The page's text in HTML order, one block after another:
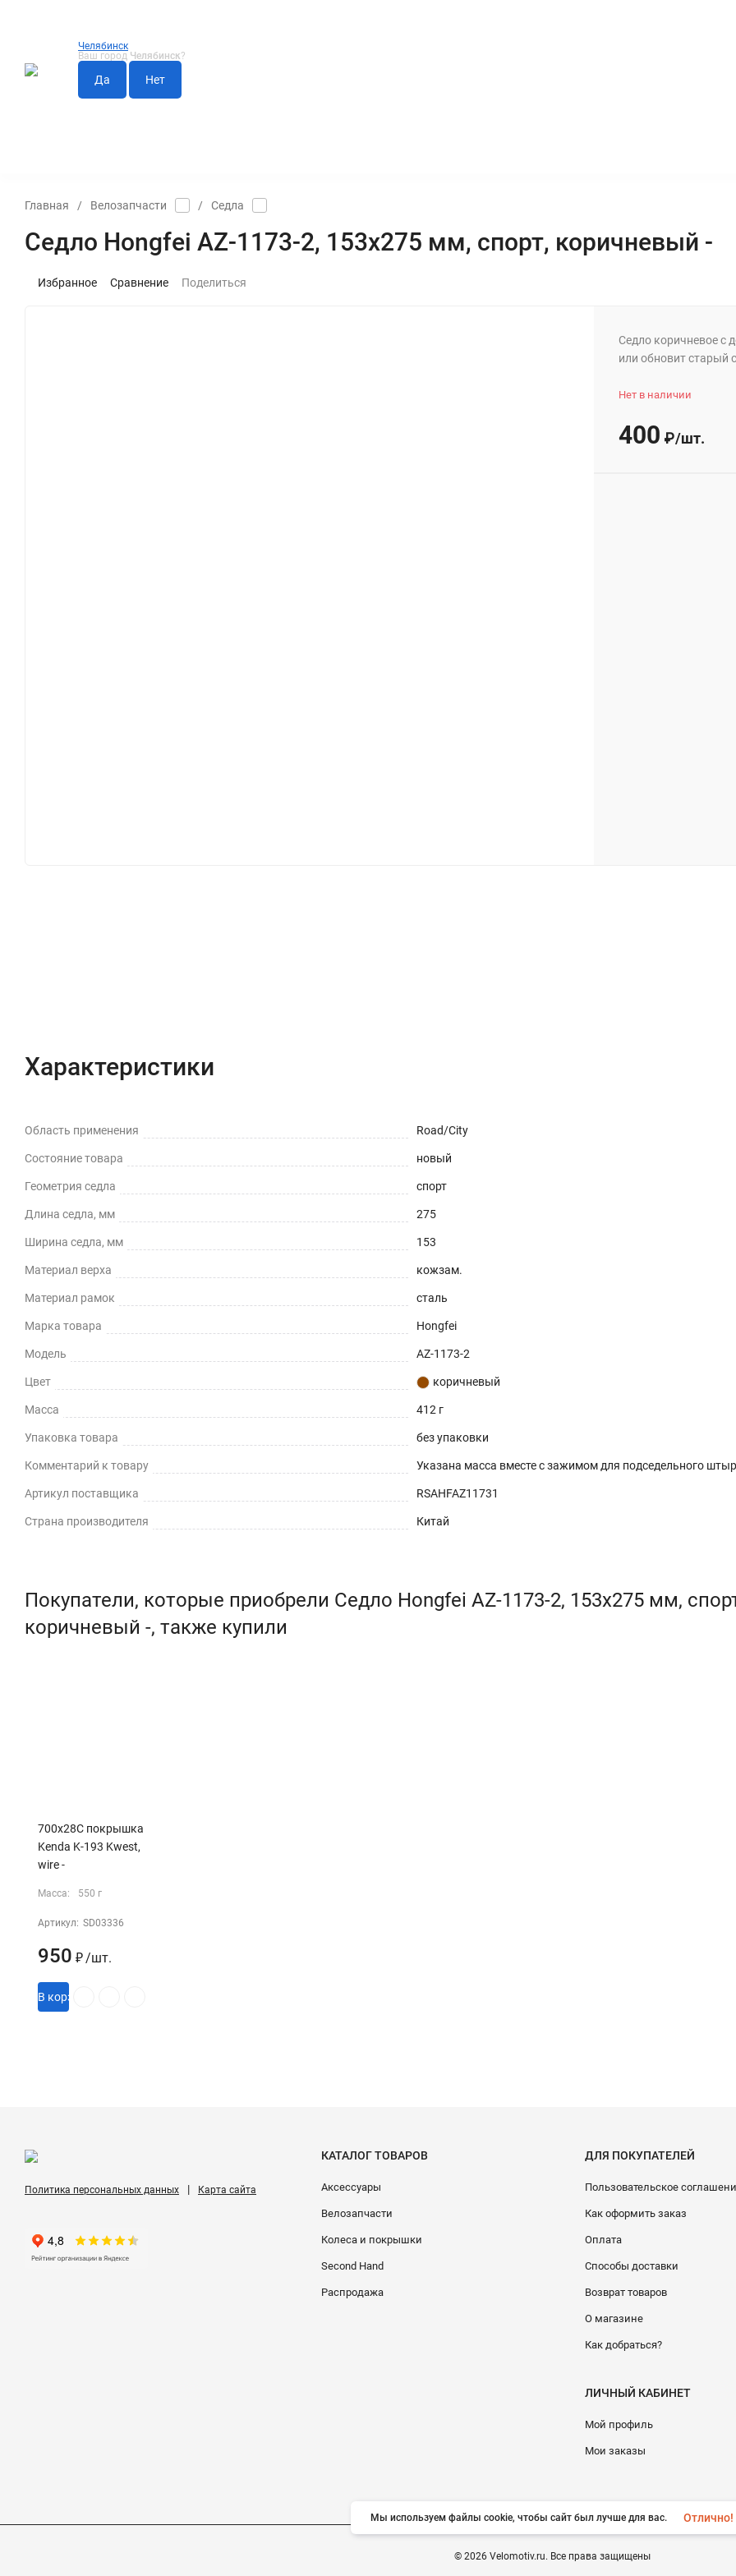
Челябинск
Ваш город Челябинск?
Главная / Велозапчасти / Седла
Седло Hongfei AZ-1173-2, 153x275 мм, спорт, коричневый -
Избранное Сравнение Поделиться
Седло коричневое с
или обновит старый
Нет в наличии
400 ₽/шт.
Характеристики
Область применения Road/City
Состояние товара новый
Геометрия седла спорт
Длина седла, мм 275
Ширина седла, мм 153
Материал верха кожзам.
Материал рамок сталь
Марка товара Hongfei
Модель AZ-1173-2
Цвет коричневый
Масса 412 г
Упаковка товара без упаковки
Комментарий к товару Указана масса вместе с зажимом для подседельного
Артикул поставщика RSAHFAZ11731
Страна производителя Китай
Покупатели, которые приобрели Седло Hongfei AZ-1173-2, 153x275 мм,
коричневый -, также купили
700x28C покрышка
Kenda K-193 Kwest,
wire -
Масса: 550 г
Артикул: SD03336
950 ₽ /шт.
В корзину
Политика персональных данных | Карта сайта
КАТАЛОГ ТОВАРОВ
Аксессуары
Велозапчасти
Колеса и покрышки
Second Hand
Распродажа
ДЛЯ ПОКУПАТЕЛЕЙ
Пользовательское
Как оформить заказ
Оплата
Способы доставки
Возврат товаров
О магазине
Как добраться?
ЛИЧНЫЙ КАБИНЕТ
Мой профиль
Мои заказы
© 2026 Velomotiv.ru. Все права защищены
Мы используем файлы cookie, чтобы сайт был лучше для вас. Отлично!